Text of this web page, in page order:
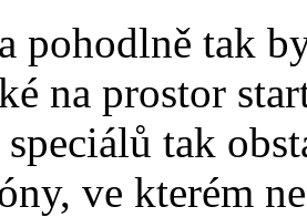
pohodlně tak
na prostor
tak
ve kterém